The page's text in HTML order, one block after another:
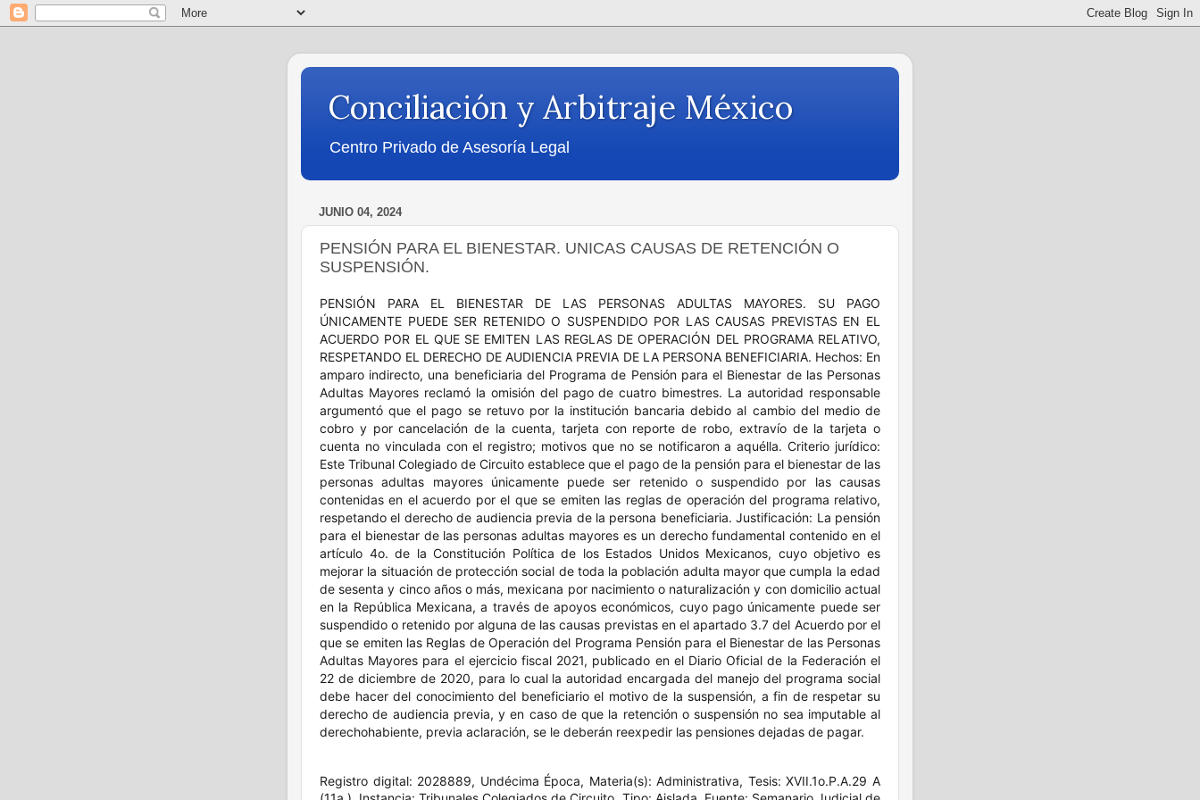
Conciliación y Arbitraje México
Centro Privado de Asesoría Legal
JUNIO 04, 2024
PENSIÓN PARA EL BIENESTAR. UNICAS CAUSAS DE RETENCIÓN O
SUSPENSIÓN.
PENSIÓN PARA EL BIENESTAR DE LAS PERSONAS ADULTAS MAYORES. SU PAGO
ÚNICAMENTE PUEDE SER RETENIDO O SUSPENDIDO POR LAS CAUSAS PREVISTAS EN EL
ACUERDO POR EL QUE SE EMITEN LAS REGLAS DE OPERACIÓN DEL PROGRAMA RELATIVO,
RESPETANDO EL DERECHO DE AUDIENCIA PREVIA DE LA PERSONA BENEFICIARIA. Hechos: En
amparo indirecto, una beneficiaria del Programa de Pensión para el Bienestar de las Personas
Adultas Mayores reclamó la omisión del pago de cuatro bimestres. La autoridad responsable
argumentó que el pago se retuvo por la institución bancaria debido al cambio del medio de
cobro y por cancelación de la cuenta, tarjeta con reporte de robo, extravío de la tarjeta o
cuenta no vinculada con el registro; motivos que no se notificaron a aquélla. Criterio jurídico:
Este Tribunal Colegiado de Circuito establece que el pago de la pensión para el bienestar de las
personas adultas mayores únicamente puede ser retenido o suspendido por las causas
contenidas en el acuerdo por el que se emiten las reglas de operación del programa relativo,
respetando el derecho de audiencia previa de la persona beneficiaria. Justificación: La pensión
para el bienestar de las personas adultas mayores es un derecho fundamental contenido en el
artículo 4o. de la Constitución Política de los Estados Unidos Mexicanos, cuyo objetivo es
mejorar la situación de protección social de toda la población adulta mayor que cumpla la edad
de sesenta y cinco años o más, mexicana por nacimiento o naturalización y con domicilio actual
en la República Mexicana, a través de apoyos económicos, cuyo pago únicamente puede ser
suspendido o retenido por alguna de las causas previstas en el apartado 3.7 del Acuerdo por el
que se emiten las Reglas de Operación del Programa Pensión para el Bienestar de las Personas
Adultas Mayores para el ejercicio fiscal 2021, publicado en el Diario Oficial de la Federación el
22 de diciembre de 2020, para lo cual la autoridad encargada del manejo del programa social
debe hacer del conocimiento del beneficiario el motivo de la suspensión, a fin de respetar su
derecho de audiencia previa, y en caso de que la retención o suspensión no sea imputable al
derechohabiente, previa aclaración, se le deberán reexpedir las pensiones dejadas de pagar.
Registro digital: 2028889, Undécima Época, Materia(s): Administrativa, Tesis: XVII.1o.P.A.29 A